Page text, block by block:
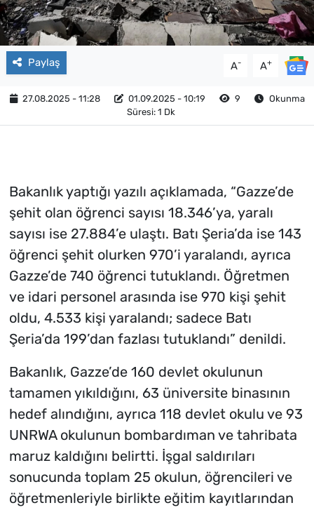
Paylaş A- A+
27.08.2025 - 11:28 01.09.2025 - 10:19 9
Okunma
Süresi: 1 Dk
Bakanlık yaptığı yazılı açıklamada, “Gazze’de
şehit olan öğrenci sayısı 18.346’ya, yaralı
sayısı ise 27.884’e ulaştı. Batı Şeria’da ise 143
öğrenci şehit olurken 970’i yaralandı, ayrıca
Gazze’de 740 öğrenci tutuklandı. Öğretmen
ve idari personel arasında ise 970 kişi şehit
oldu, 4.533 kişi yaralandı; sadece Batı
Şeria’da 199’dan fazlası tutuklandı” denildi.
Bakanlık, Gazze’de 160 devlet okulunun
tamamen yıkıldığını, 63 üniversite binasının
hedef alındığını, ayrıca 118 devlet okulu ve 93
UNRWA okulunun bombardıman ve tahribata
maruz kaldığını belirtti. İşgal saldırıları
sonucunda toplam 25 okulun, öğrencileri ve
öğretmenleriyle birlikte eğitim kayıtlarından